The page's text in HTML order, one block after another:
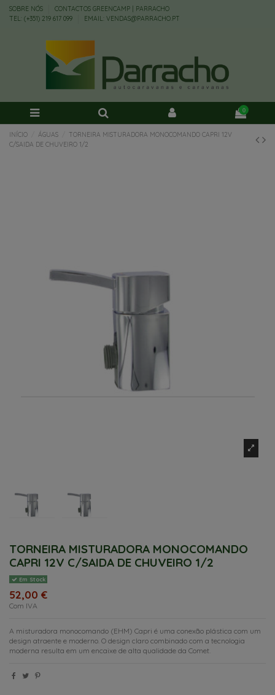
SOBRE NÓS
CONTACTOS GREENCAMP | PARRACHO
TEL: (+351) 219 617 099
EMAIL: VENDAS@PARRACHO.PT
0
INÍCIO ÁGUAS
TORNEIRA MISTURADORA MONOCOMANDO CAPRI 12V
C/SAIDA DE CHUVEIRO 1/2
TORNEIRA MISTURADORA MONOCOMANDO
CAPRI 12V C/SAIDA DE CHUVEIRO 1/2
Em Stock
52,00 €
Com IVA
A misturadora monocomando (EHM) Capri é uma conexão plástica com um
design atraente e moderno. O design claro combinado com a tecnologia
moderna resulta em um encaixe de alta qualidade da Comet.